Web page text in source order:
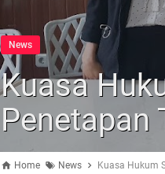
News
Kuasa
Penetapan
Home News Kuasa Hukum